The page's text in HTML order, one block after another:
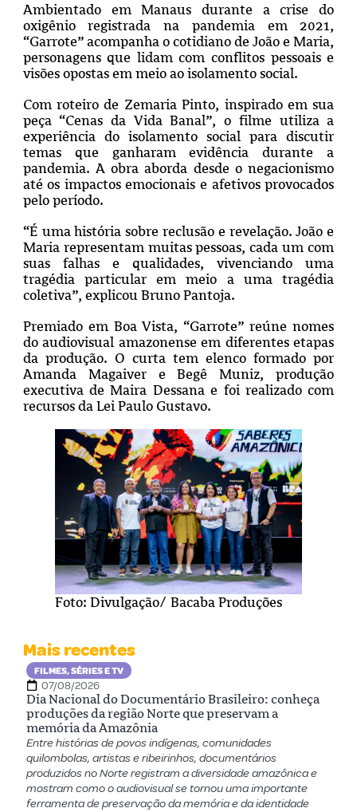
Ambientado em Manaus durante a crise do
oxigênio registrada na pandemia em 2021,
“Garrote” acompanha o cotidiano de João e Maria,
personagens que lidam com conflitos pessoais e
visões opostas em meio ao isolamento social.
Com roteiro de Zemaria Pinto, inspirado em sua
peça “Cenas da Vida Banal”, o filme utiliza a
experiência do isolamento social para discutir
temas que ganharam evidência durante a
pandemia. A obra aborda desde o negacionismo
até os impactos emocionais e afetivos provocados
pelo período.
“É uma história sobre reclusão e revelação. João e
Maria representam muitas pessoas, cada um com
suas falhas e qualidades, vivenciando uma
tragédia particular em meio a uma tragédia
coletiva”, explicou Bruno Pantoja.
Premiado em Boa Vista, “Garrote” reúne nomes
do audiovisual amazonense em diferentes etapas
da produção. O curta tem elenco formado por
Amanda Magaiver e Begê Muniz, produção
executiva de Maira Dessana e foi realizado com
recursos da Lei Paulo Gustavo.
Foto: Divulgação/ Bacaba Produções
Mais recentes
FILMES, SÉRIES E TV
07/08/2026
Dia Nacional do Documentário Brasileiro: conheça
produções da região Norte que preservam a
memória da Amazônia
Entre histórias de povos indígenas, comunidades
quilombolas, artistas e ribeirinhos, documentários
produzidos no Norte registram a diversidade amazônica e
mostram como o audiovisual se tornou uma importante
ferramenta de preservação da memória e da identidade